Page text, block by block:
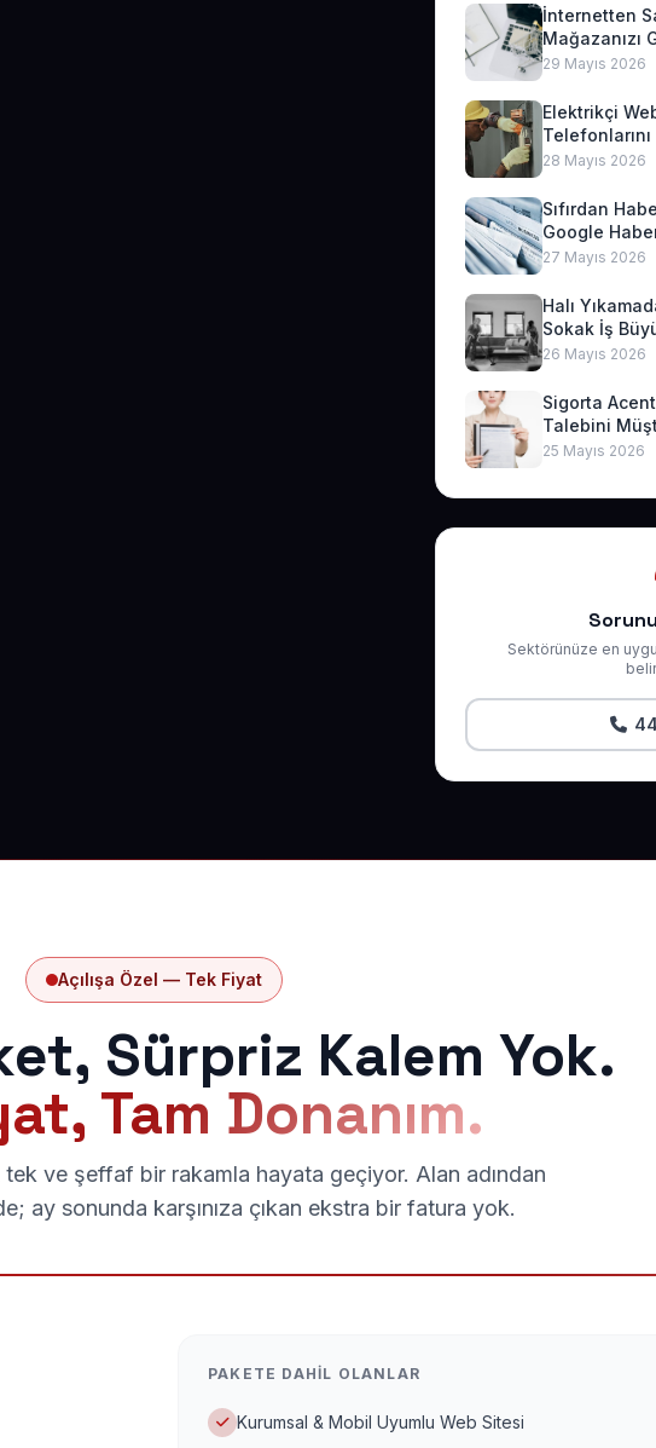
İnternetten
Mağazanızı
29 Mayıs 2026
Elektrikçi
28 Mayıs 2026
Sıfırdan
Google
Geliri
27 Mayıs 2026
Halı
Sokak İş
26 Mayıs 2026
Sigorta
Talebini
25 Mayıs 2026
Sektörünüze en
Açılışa Özel — Tek Fiyat
Sürpriz Kalem Yok.
Tam Donanım.
tek ve şeffaf bir rakamla hayata geçiyor. Alan adından
ay sonunda karşınıza çıkan ekstra bir fatura yok.
PAKETE DAHIL OLANLAR
Kurumsal & Mobil Uyumlu Web Sitesi